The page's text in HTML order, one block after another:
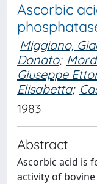
Ascorbic
Miggiano,
Donato;
Giuseppe
Elisabetta;
1983
Abstract
Ascorbic acid is
activity of